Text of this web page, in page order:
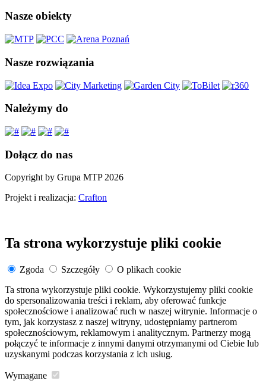
Nasze obiekty
Nasze rozwiązania
Należymy do
Dołącz do nas
Copyright by Grupa MTP 2026
Projekt i realizacja: Crafton
Ta strona wykorzystuje pliki cookie
Zgoda Szczegóły
O plikach cookie
Ta strona wykorzystuje pliki cookie. Wykorzystujemy pliki cookie
do spersonalizowania treści i reklam, aby oferować funkcje
społecznościowe i analizować ruch w naszej witrynie. Informacje o
tym, jak korzystasz z naszej witryny, udostępniamy partnerom
społecznościowym, reklamowym i analitycznym. Partnerzy mogą
połączyć te informacje z innymi danymi otrzymanymi od Ciebie lub
uzyskanymi podczas korzystania z ich usług.
Wymagane